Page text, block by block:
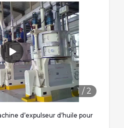
1 / 2
d’expulseur d’huile pour